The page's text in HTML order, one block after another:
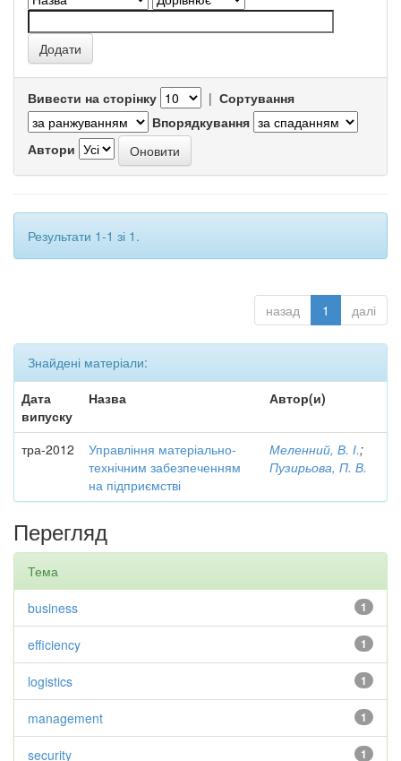
Вивести на сторінку | Сортування
Впорядкування
Автори
Результати 1-1 зі 1.
назад 1 далі
Знайдені матеріали:
Дата
випуску
Назва Автор(и)
тра-2012
Управління матеріально-
технічним забезпеченням
на підприємстві
Меленний, В. І.;
Пузирьова, П. В.
Перегляд
Тема
1
business
1
efficiency
1
logistics
1
management
1
security